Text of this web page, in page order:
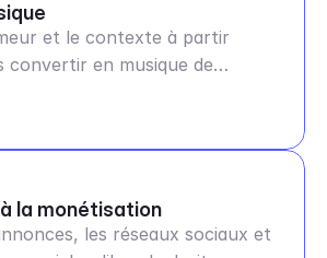
et le contexte à partir
convertir en musique de
la monétisation
les réseaux sociaux et